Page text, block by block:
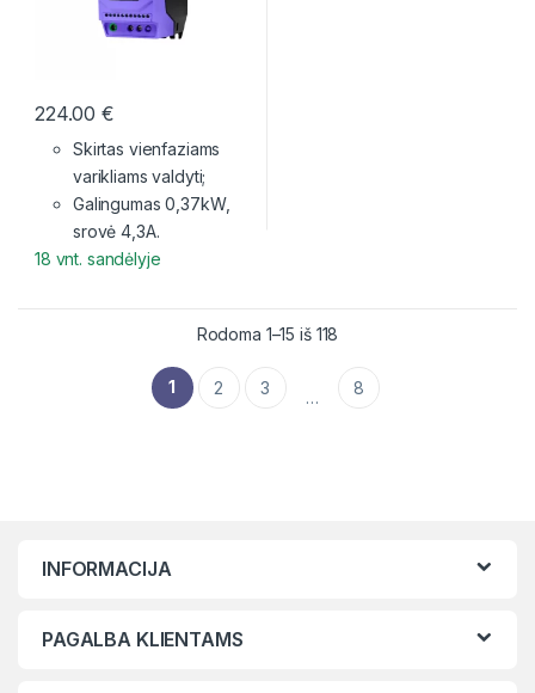
224.00€
Skirtas vienfaziams
varikliams valdyti;
Galingumas 0,37kW,
srovė 4,3A.
18 vnt. sandėlyje
Rodoma 1–15 iš 118
1 2 3 … 8
INFORMACIJA
PAGALBA KLIENTAMS